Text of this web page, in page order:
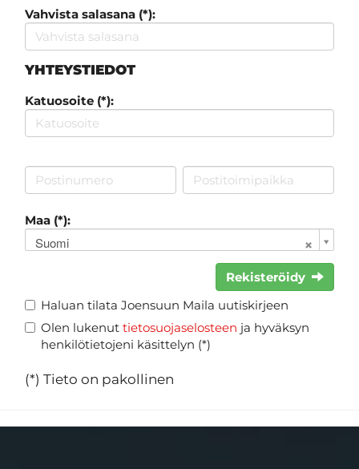
Vahvista salasana (*):
YHTEYSTIEDOT
Katuosoite (*):
Maa (*):
Suomi
Rekisteröidy
Haluan tilata Joensuun Maila uutiskirjeen
Olen lukenut tietosuojaselosteen ja hyväksyn
henkilötietojeni käsittelyn (*)
(*) Tieto on pakollinen